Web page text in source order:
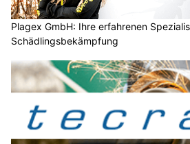
Plagex GmbH: Ihre erfahrenen
Schädlingsbekämpfung